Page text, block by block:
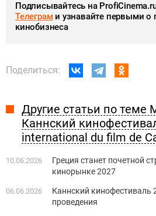
Подписывайтесь на
Телеграми узнавайте первыми о
кинобизнеса
Поделиться:
Другие статьи по
Каннский
international du film de
10.06.2026
Греция станет ​​почетной
кинорынке 2027
06.06.2026
Каннский кинофестиваль
проведения